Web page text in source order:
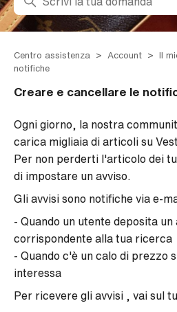
Centro assistenza Account Il
notifiche
Creare e cancellare le
Ogni giorno, la nostra
carica migliaia di articoli su
Per non perderti l'articolo dei
di impostare un avviso.
Gli avvisi sono notifiche via e-
- Quando un utente deposita
corrispondente alla tua ricerca
- Quando c'è un calo di prezzo
interessa
Per ricevere gli avvisi , vai sul